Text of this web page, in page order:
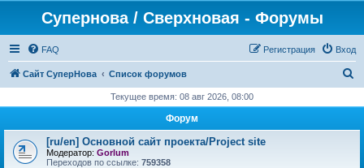
Супернова / Сверхновая - Форумы
FAQ Вход
Регистрация
Сайт СуперНова Список форумов
с
Текущее время: 08 авг 2026, 08:00
Форум
[ru/en] Основной сайт проекта/Project site
Модератор: Gorlum
Переходов по ссылке: 759358